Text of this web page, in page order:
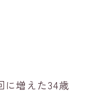
に増えた34歳